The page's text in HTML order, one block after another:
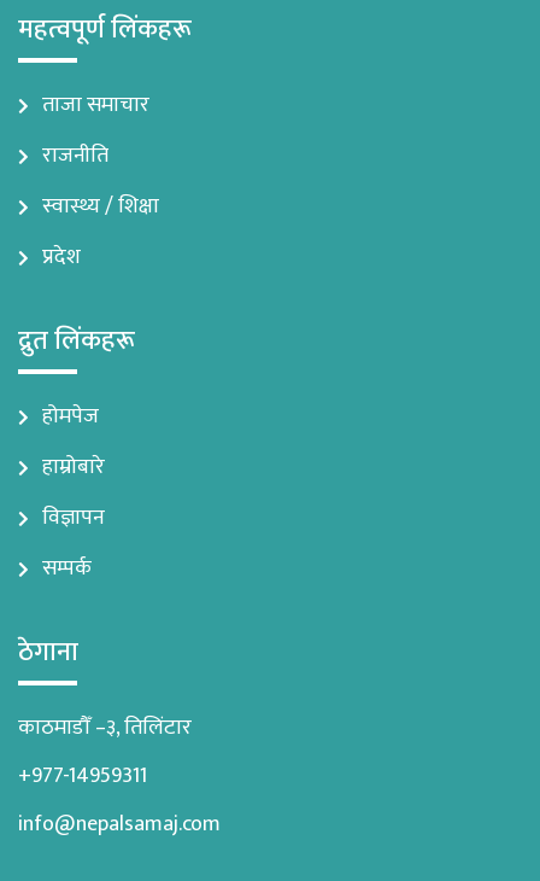
महत्वपूर्ण लिंकहरू
ताजा समाचार
राजनीति
स्वास्थ्य / शिक्षा
प्रदेश
द्रुत लिंकहरू
होमपेज
हाम्रोबारे
विज्ञापन
सम्पर्क
ठेगाना
काठमाडौँ –३, तिलिंटार
+977-14959311
info@nepalsamaj.com